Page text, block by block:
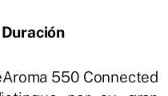
550 Connected